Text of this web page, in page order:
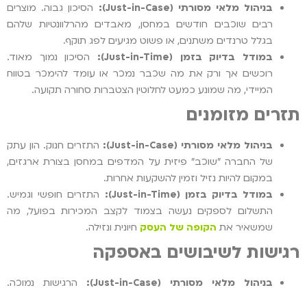
בניהול מלאי מסורתי (Just-in-Case
): הסיכון גבוה. מוצרים
רבים שוכבים חודשים במחסן, מאבדים מהרלוונטיות שלהם
בגלל טרנדים משתנים, או פשוט מגיעים לפג תוקף.
במודל בדיוק בזמן (Just-in-Time
): הסיכון נמוך מאוד.
רוכשים אך ורק את מה שכבר נמכר או עומד להימכר בטווח
המיידי, מה שמונע כמעט לחלוטין הצטברות סחורה תקועה.
תזרים מזומנים
בניהול מלאי מסורתי (Just-in-Case
): התזרים חנוק. הון עתק
של החברה "שוכב" פיזית על המדפים במחסן בצורת ארגזים,
במקום להיות נזיל וזמין להשקעות אחרות.
במודל בדיוק בזמן (Just-in-Time
): התזרים חופשי וגמיש.
התשלום לספקים נעשה בצמוד לקצב המכירות בפועל, מה
שמשאיר את הקופה של העסק חיונית ונזילה.
רגישות לשיבושים באספקה
בניהול מלאי מסורתי (Just-in-Case
): הרגישות נמוכה.